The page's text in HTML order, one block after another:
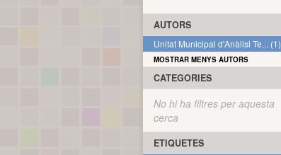
AUTORS
Unitat Municipal d'Anàlisi Te... (1)
MOSTRAR MENYS AUTORS
CATEGORIES
No hi ha filtres per aquesta
cerca
ETIQUETES